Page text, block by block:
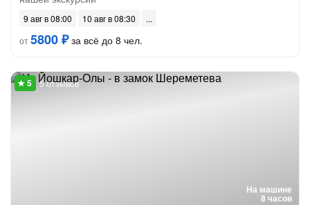
9 авг в 08:00
10 авг в 08:30
от5800 ₽за всё до 8 чел.
На машине
8 часов
5 отзывов